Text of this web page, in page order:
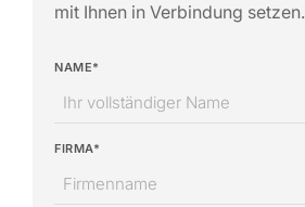
mit Ihnen in Verbindung setzen.
NAME*
FIRMA*